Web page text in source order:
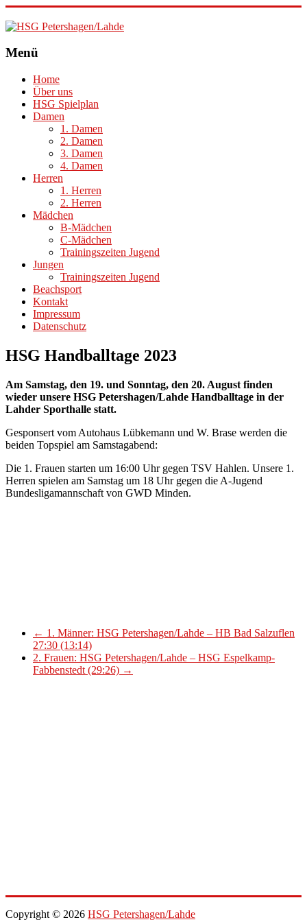
HSG
Menü
Home
Über uns
HSG Spielplan
Damen
1. Damen
2. Damen
3. Damen
4. Damen
Herren
1. Herren
2. Herren
Mädchen
B-Mädchen
C-Mädchen
Trainingszeiten Jugend
Jungen
Trainingszeiten Jugend
Beachsport
Kontakt
Impressum
Datenschutz
HSG Handballtage 2023
Am Samstag, den 19. und Sonntag, den 20. August finden
wieder unsere HSG Petershagen/Lahde Handballtage in der
Lahder Sporthalle statt.
Gesponsert vom Autohaus Lübkemann und W. Brase werden die
beiden Topspiel am Samstagabend:
Die 1. Frauen starten um 16:00 Uhr gegen TSV Hahlen. Unsere 1.
Herren spielen am Samstag um 18 Uhr gegen die A-Jugend
Bundesligamannschaft von GWD Minden.
← 1. Männer: HSG Petershagen/Lahde – HB Bad Salzuflen
27:30 (13:14)
2. Frauen: HSG Petershagen/Lahde – HSG Espelkamp-
Fabbenstedt (29:26) →
Copyright © 2026 HSG Petershagen/Lahde